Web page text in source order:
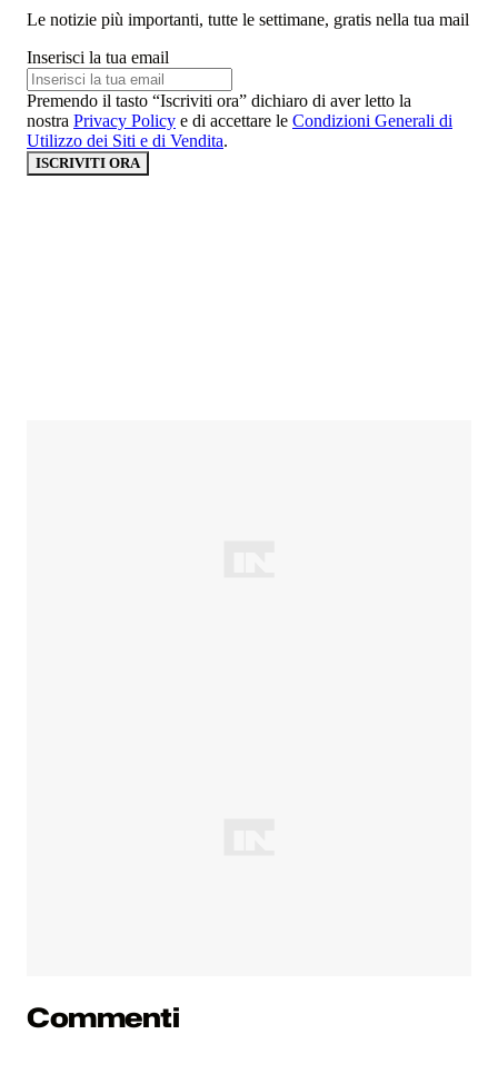
Le notizie più importanti, tutte le settimane, gratis nella tua mail
Inserisci la tua email
Premendo il tasto “Iscriviti ora” dichiaro di aver letto la
nostra Privacy Policy e di accettare le Condizioni Generali di
Utilizzo dei Siti e di Vendita.
ISCRIVITI ORA
Commenti